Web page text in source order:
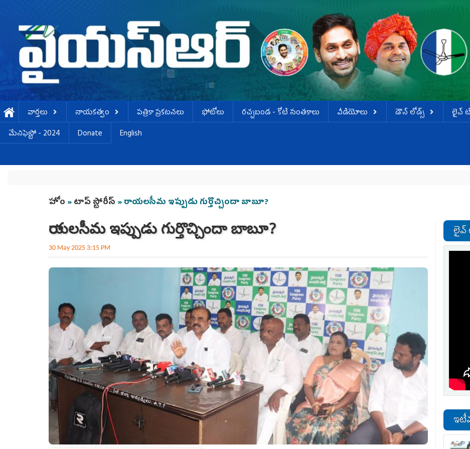
వార్తలు నాయకత్వం పత్రికా ప్రకటనలు ఫోటోలు ర‌చ్చ‌బండ‌ - కోటి సంత‌కాలు వీడియోలు డౌన్ లోడ్స్ లైవ్
మేనిఫెస్టో - 2024
Donate English
You are here
హోం »టాప్ స్టోరీస్ » రాయలసీమ ఇప్పుడు గుర్తొచ్చిందా బాబూ?
రాయలసీమ ఇప్పుడు గుర్తొచ్చిందా బాబూ?
30 May 2025 3:15 PM
లైవ్